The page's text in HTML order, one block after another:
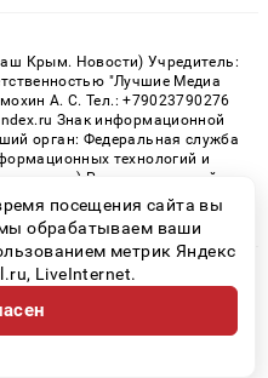
Крым. Новости) Учредитель:
"Лучшие Медиа
А. С. Тел.: +79023790276
Знак информационной
орган: Федеральная служба
технологий и
Регистрационный
от 02.06.2021
права защищены
сайта 16+
посещения сайта вы
мы обрабатываем ваши
метрик Яндекс
LiveInternet.